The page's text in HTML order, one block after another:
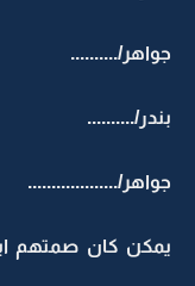
جواهر/..........
بندر/..........
جواهر/...................
يمكن كان صمتهم